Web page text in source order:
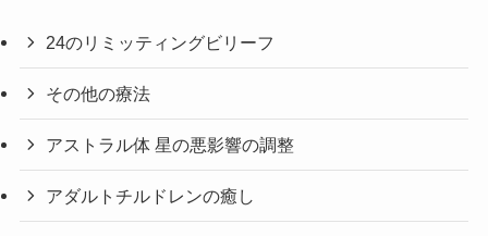
24のリミッティングビリーフ
その他の療法
アストラル体 星の悪影響の調整
アダルトチルドレンの癒し